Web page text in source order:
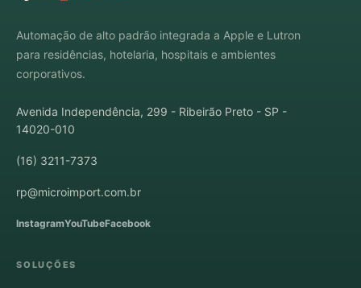
Automação de alto padrão integrada a Apple e Lutron
para residências, hotelaria, hospitais e ambientes
corporativos.
Avenida Independência, 299 - Ribeirão Preto - SP -
14020-010
(16) 3211-7373
rp@microimport.com.br
InstagramYouTubeFacebook
SOLUÇÕES